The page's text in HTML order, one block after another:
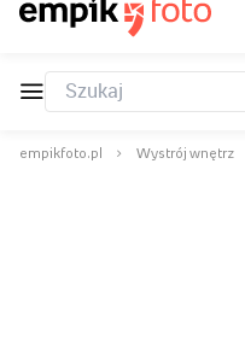
empikfoto.pl Wystrój wnętrz